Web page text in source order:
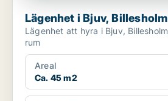
Lägenhet i Bjuv, Billesholm
Lägenhet att hyra i Bjuv, Billesholm Bostaden har 1
rum
Areal
Ca. 45 m2